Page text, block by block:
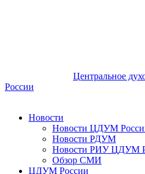
Центральное
России
Новости
Новости ЦДУМ
Новости РДУМ
Новости РИУ ЦДУМ
Обзор СМИ
ЦДУМ России